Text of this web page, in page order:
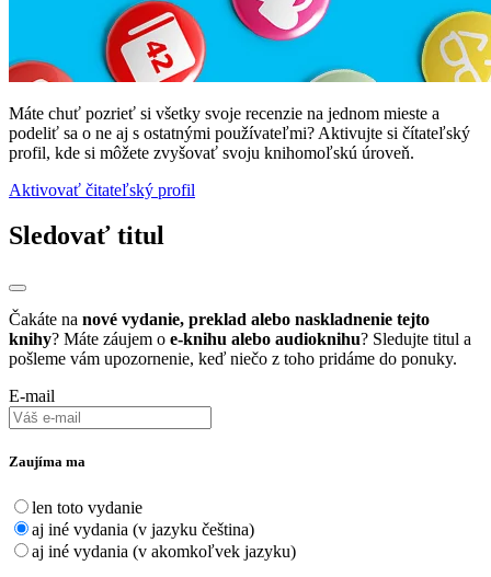
Máte chuť pozrieť si všetky svoje recenzie na jednom mieste a
podeliť sa o ne aj s ostatnými používateľmi? Aktivujte si čítateľský
profil, kde si môžete zvyšovať svoju knihomoľskú úroveň.
Aktivovať čitateľský profil
Sledovať titul
Čakáte na nové vydanie, preklad alebo naskladnenie tejto
knihy? Máte záujem o e-knihu alebo audioknihu? Sledujte titul a
pošleme vám upozornenie, keď niečo z toho pridáme do ponuky.
E-mail
Zaujíma ma
len toto vydanie
aj iné vydania (v jazyku čeština)
aj iné vydania (v akomkoľvek jazyku)